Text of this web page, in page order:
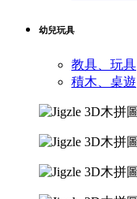
幼兒玩具
教具、玩具
積木、桌遊